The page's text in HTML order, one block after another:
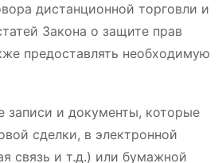
дистанционной торговли и
Закона о защите прав
предоставлять необходимую
записи и документы, которые
сделки, в электронной
связь и т.д.) или бумажной